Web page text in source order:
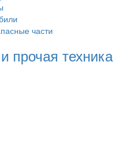
части
прочая техника